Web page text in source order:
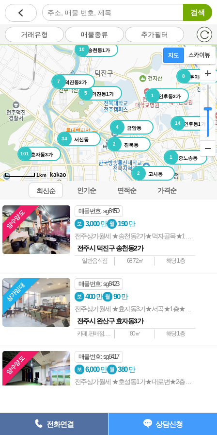
검색
거래유형 매물종류 추가필터
4 금암동
5 덕진동1가
7 덕진동2가
10 송천동1가
8 우아동3가
14 인후동1가
1 인후동2가
2 고사동
34
서신동
2
진북동
1 중노송동
101 효자동3가
1km
최신순 인기순 면적순 가격순
양수양도 매물번호: sg8450
3,000만 190만
전주시 덕진구 송천동2가
일반음식점 68.72㎡ 해당 1층
상가임대 매물번호: sg8423
400만 90만
전주상가월세 ★효자동3가★서곡★1층★코너상가★권리금有★타업종가능
전주시 완산구 효자동3가
카페. 판매점. 사무실등 80㎡ 해당 1층
양수양도 매물번호: sg8417
6,000만 380만
전주상가월세 ★호성동1가★대로변★2층★엘베★주차장넓음★권리금有★스크린골프
이용약관 개인정보처리방침 이메일무단수집거부
상호명 : 전주사랑방부동산 ┃ 대표자 : 전준길 ┃ 사업자등록번호 : 538-
05-01907 ┃
주소: 전주시 완산구 중화산동2가 735-7 202호 ┃ 등록번호 : 45111-
2023-00001
전화 : 063-227-1117 ┃ 팩스 : 063-224-1118 e-
mail : junkil3216@naver.com
Copyright ⓒ 전주상가사랑 All Rights Reserved.
063) 227-1117
전화연결 상담신청